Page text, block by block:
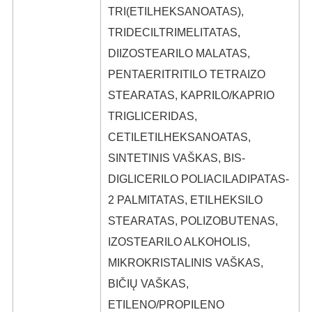
TRI(ETILHEKSANOATAS),
TRIDECILTRIMELITATAS,
DIIZOSTEARILO MALATAS,
PENTAERITRITILO TETRAIZO
STEARATAS, KAPRILO/KAPRIO
TRIGLICERIDAS,
CETILETILHEKSANOATAS,
SINTETINIS VAŠKAS, BIS-
DIGLICERILO POLIACILADIPATAS-
2 PALMITATAS, ETILHEKSILO
STEARATAS, POLIZOBUTENAS,
IZOSTEARILO ALKOHOLIS,
MIKROKRISTALINIS VAŠKAS,
BIČIŲ VAŠKAS,
ETILENO/PROPILENO